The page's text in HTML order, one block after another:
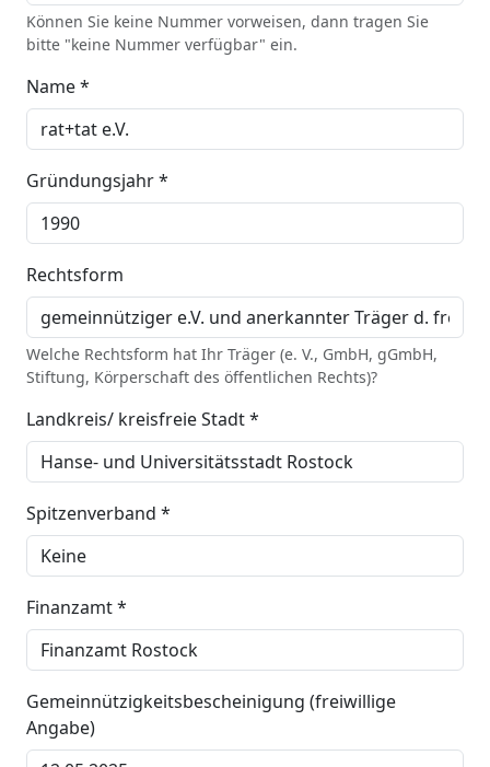
Können Sie keine Nummer vorweisen, dann tragen Sie
bitte "keine Nummer verfügbar" ein.
Name *
Gründungsjahr *
Rechtsform
Welche Rechtsform hat Ihr Träger (e. V., GmbH, gGmbH,
Stiftung, Körperschaft des öffentlichen Rechts)?
Landkreis/ kreisfreie Stadt *
Spitzenverband *
Finanzamt *
Gemeinnützigkeitsbescheinigung (freiwillige
Angabe)